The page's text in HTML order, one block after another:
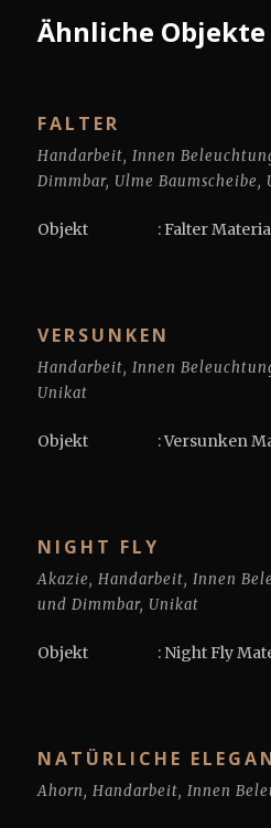
Ähnliche Objekte
FALTER
Handarbeit, Innen
Dimmbar, Ulme Baumscheibe,
Objekt : Falter
VERSUNKEN
Handarbeit, Innen
Unikat
Objekt : Versunken
NIGHT FLY
Akazie, Handarbeit, Innen
und Dimmbar, Unikat
Objekt : Night Fly
NATÜRLICHE
Ahorn, Handarbeit, Innen